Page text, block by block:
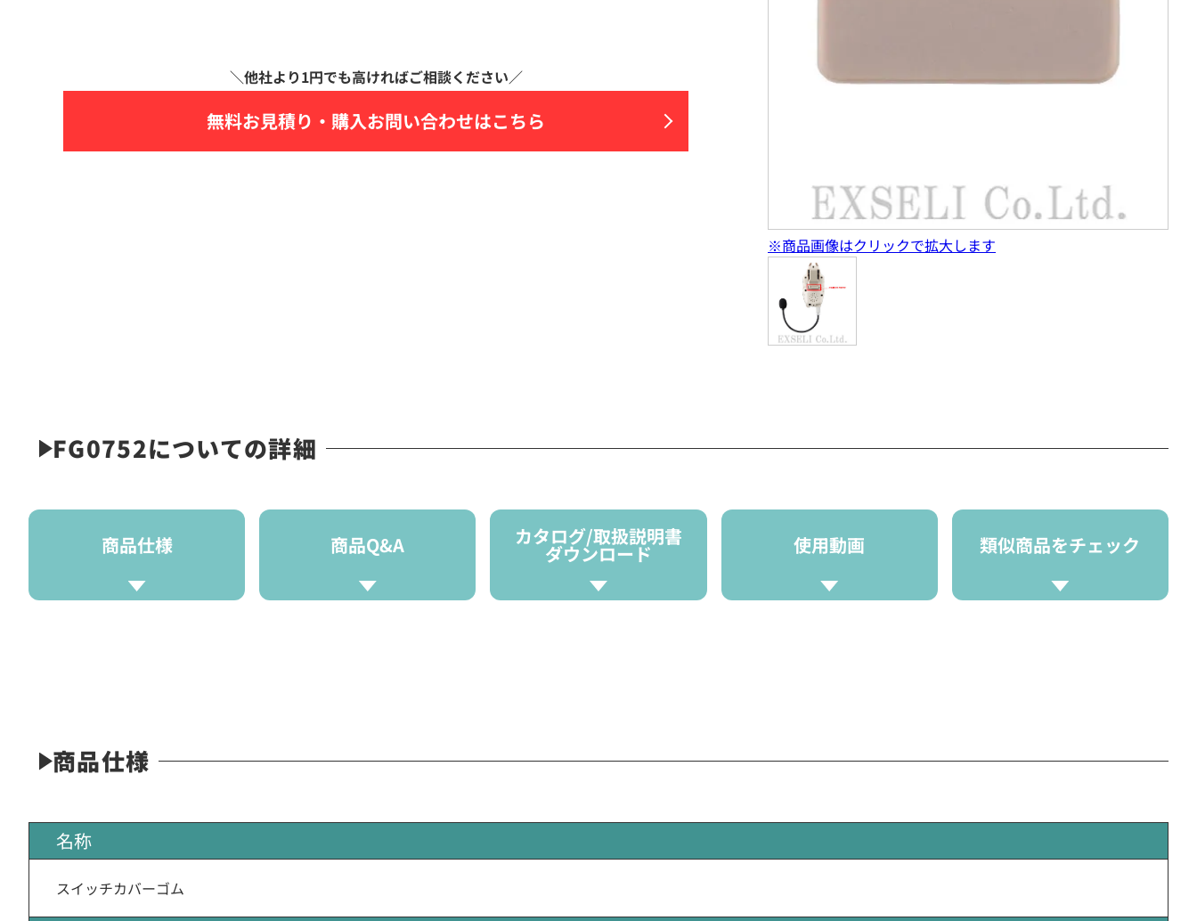
無料お見積り・ 購入お問い合わせはこちら
※商品画像はクリックで拡大します
FG0752についての詳細
商品仕様 商品Q&A カタログ/取扱説明書
ダウンロード 使用動画 類似商品をチェック
商品仕様
名称
スイッチカバーゴム